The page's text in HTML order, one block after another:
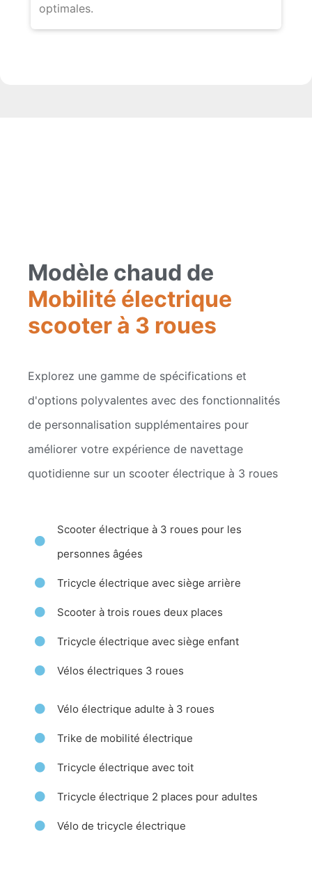
optimales.
Modèle chaud de
Mobilité électrique
scooter à 3 roues
Explorez une gamme de spécifications et
d'options polyvalentes avec des fonctionnalités
de personnalisation supplémentaires pour
améliorer votre expérience de navettage
quotidienne sur un scooter électrique à 3 roues
Scooter électrique à 3 roues pour les
personnes âgées
Tricycle électrique avec siège arrière
Scooter à trois roues deux places
Tricycle électrique avec siège enfant
Vélos électriques 3 roues
Vélo électrique adulte à 3 roues
Trike de mobilité électrique
Tricycle électrique avec toit
Tricycle électrique 2 places pour adultes
Vélo de tricycle électrique